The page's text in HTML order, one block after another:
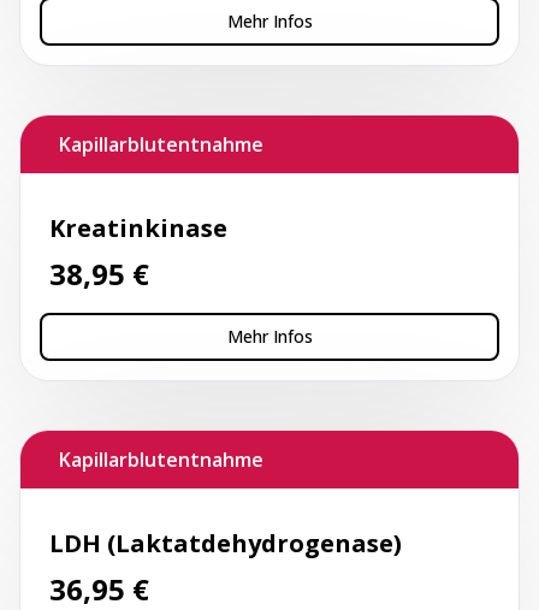
Mehr Infos
Kapillarblutentnahme
Kreatinkinase
38,95 €
Mehr Infos
Kapillarblutentnahme
LDH (Laktatdehydrogenase)
36,95 €